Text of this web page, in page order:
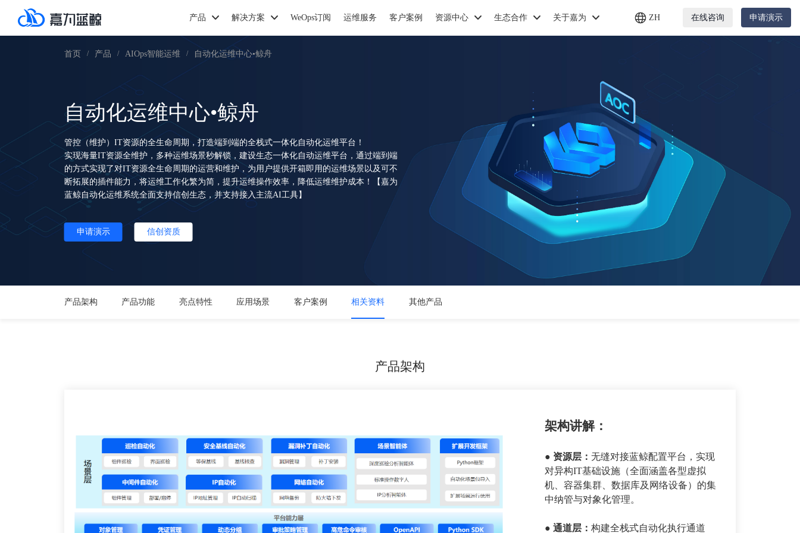
产品 解决方案 WeOps订阅 运维服务 客户案例 资源中心 生态合作 关于嘉为 ZH 在线咨询 申请演示
首页 / 产品 / AIOps智能运维 / 自动化运维中心•鲸舟
自动化运维中心•鲸舟
管控（维护）IT资源的全生命周期，打造端到端的全栈式一体化自动化运维平台！
实现海量IT资源全维护，多种运维场景秒解锁，建设生态一体化自动运维平台，通过端到端
的方式实现了对IT资源全生命周期的运营和维护，为用户提供开箱即用的运维场景以及可不
断拓展的插件能力，将运维工作化繁为简，提升运维操作效率，降低运维维护成本！【嘉为
蓝鲸自动化运维系统全面支持信创生态，并支持接入主流AI工具】
申请演示 信创资质
产品架构 产品功能 亮点特性 应用场景 客户案例 相关资料 其他产品
产品架构
架构讲解：
● 资源层： 无缝对接蓝鲸配置平台，实现
对异构IT基础设施（全面涵盖各型虚拟
机、容器集群、数据库及网络设备）的集
中纳管与对象化管理。
● 通道层： 构建全栈式自动化执行通道